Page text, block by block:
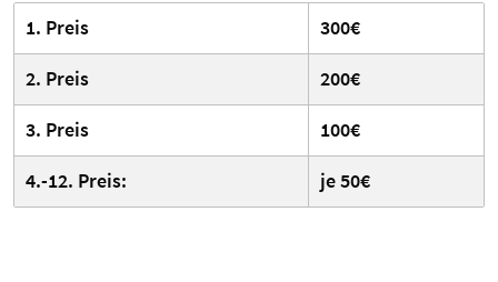
1. Preis
300€
2. Preis
200€
3. Preis
100€
4.-12. Preis:
je 50€